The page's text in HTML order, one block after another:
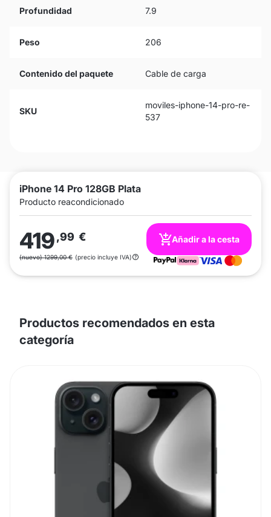
iPhone 14 Pro 128GB Plata
Producto reacondicionado
419,99 €
(nuevo) 1299,00 € (precio incluye IVA)
Añadir a la cesta
Profundidad 7.9
Peso 206
Contenido del paquete Cable de carga
SKU
moviles-iphone-14-pro-re-
537
Productos recomendados en esta
categoría